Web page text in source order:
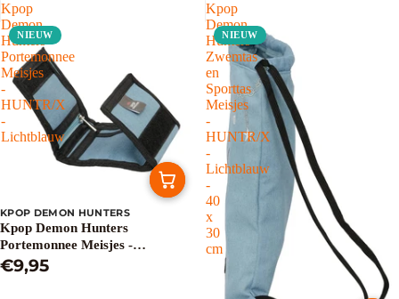
Kpop
Demon
Hunters
Portemonnee
Meisjes
-
HUNTR/X
-
Lichtblauw
NIEUW
KPOP DEMON HUNTERS
Kpop Demon Hunters
Portemonnee Meisjes -
HUNTR/X - Lichtblauw
€9,95
Kpop
Demon
Hunters
Zwemtas
en
Sporttas
Meisjes
-
HUNTR/X
-
Lichtblauw
-
40
x
30
cm
NIEUW